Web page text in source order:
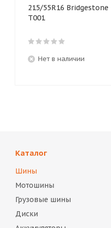
215/55R16 Bridgestone
T001
Нет в наличии
Каталог
Шины
Мотошины
Грузовые шины
Диски